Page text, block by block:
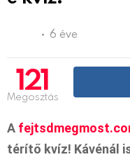
6 éve
121
Megosztás
A
térítő kvíz! Kávénál